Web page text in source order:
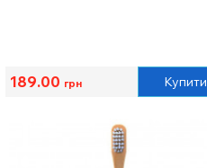
189.00 грн Купити